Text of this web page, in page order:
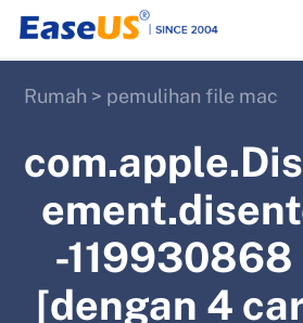
Rumah > pemulihan file mac
-119930868
[dengan 4